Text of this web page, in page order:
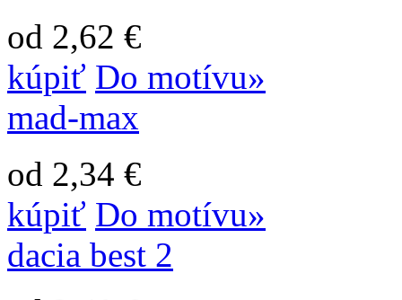
od 2,62 €
kúpiť Do motívu»
mad-max
od 2,34 €
kúpiť Do motívu»
dacia best 2